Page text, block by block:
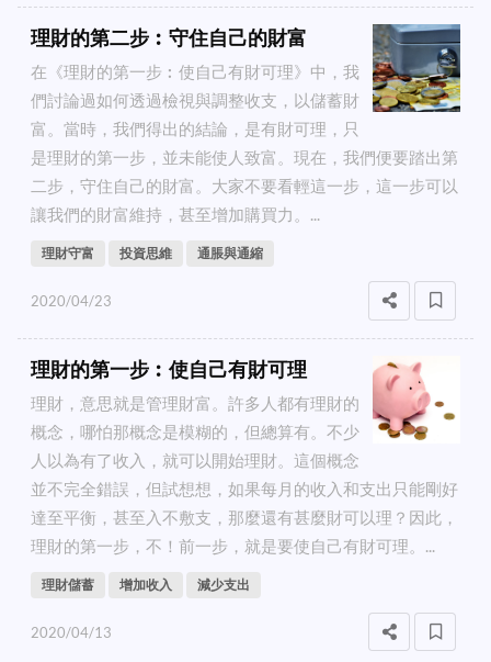
理財的第二步︰守住自己的財富
在《理財的第一步︰使自己有財可理》中，我
們討論過如何透過檢視與調整收支，以儲蓄財
富。當時，我們得出的結論，是有財可理，只
是理財的第一步，並未能使人致富。現在，我們便要踏出第
二步，守住自己的財富。大家不要看輕這一步，這一步可以
讓我們的財富維持，甚至增加購買力。...
理財守富 投資思維 通脹與通縮
2020/04/23
理財的第一步︰使自己有財可理
理財，意思就是管理財富。許多人都有理財的
概念，哪怕那概念是模糊的，但總算有。不少
人以為有了收入，就可以開始理財。這個概念
並不完全錯誤，但試想想，如果每月的收入和支出只能剛好
達至平衡，甚至入不敷支，那麼還有甚麼財可以理？因此，
理財的第一步，不！前一步，就是要使自己有財可理。...
理財儲蓄 增加收入 減少支出
2020/04/13